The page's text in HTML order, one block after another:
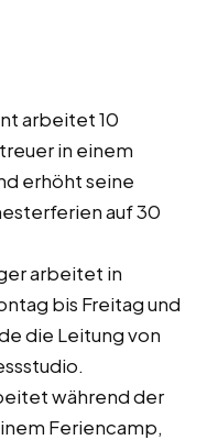
arbeitet 10
in einem
erhöht seine
auf 30
arbeitet in
bis Freitag und
die Leitung von
während der
Feriencamp,